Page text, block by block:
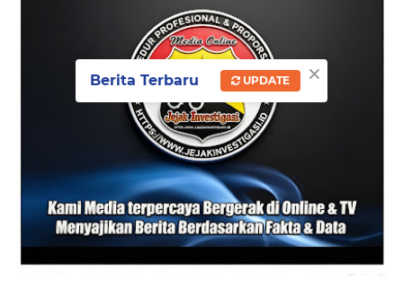
×
Berita Terbaru UPDATE